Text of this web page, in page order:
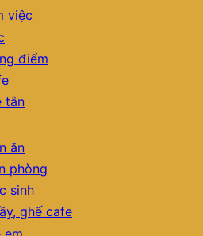
việc
điểm
tân
ăn
phòng
sinh
ghế cafe